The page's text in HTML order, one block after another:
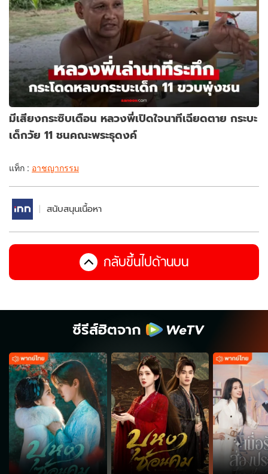
มีเสียงกระซิบเตือน หลวงพี่เปิดใจนาทีเฉียดตาย กระบะ
เด็กวัย 11 ชนคณะพระธุดงค์
แท็ก : อาชญากรรม
สนับสนุนเนื้อหา
กลับขึ้นไปด้านบน
ซีรีส์ฮิตจาก